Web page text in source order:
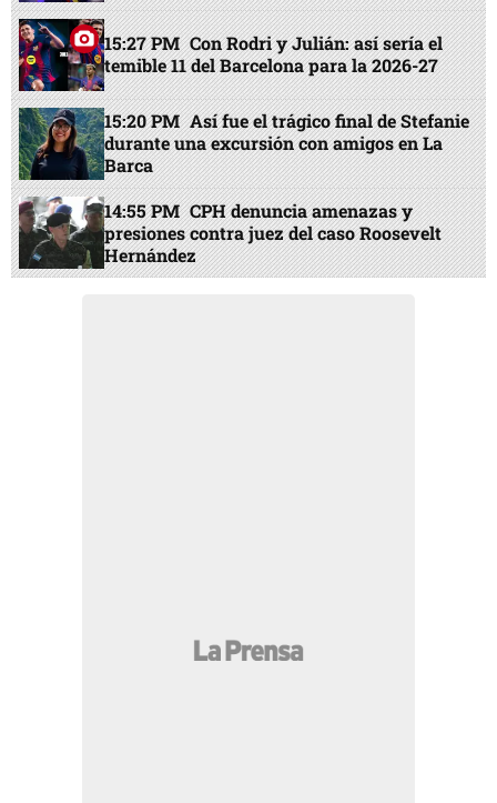
15:27 PM Con Rodri y Julián: así sería el
temible 11 del Barcelona para la 2026-27
15:20 PM Así fue el trágico final de Stefanie
durante una excursión con amigos en La
Barca
14:55 PM CPH denuncia amenazas y
presiones contra juez del caso Roosevelt
Hernández